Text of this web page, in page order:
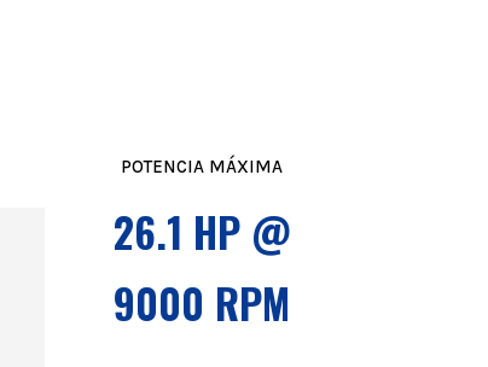
POTENCIA MÁXIMA
26.1 HP @
9000 RPM